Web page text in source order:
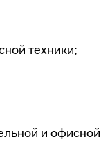
техники;
и